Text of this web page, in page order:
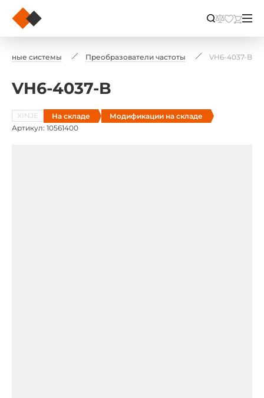
системы Преобразователи частоты VH6-4037-B
VH6-4037-B
XINJE На складе
Модификации на складе
Артикул: 10561400